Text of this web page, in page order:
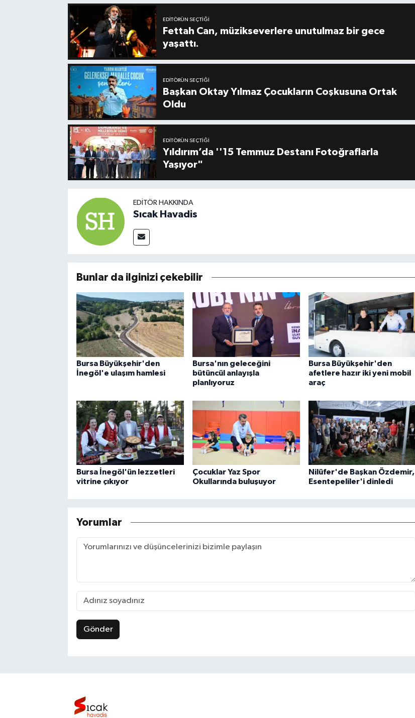
EDITÖRÜN SEÇTIĞI
Fettah Can, müzikseverlere unutulmaz bir gece
yaşattı.
EDITÖRÜN SEÇTIĞI
Başkan Oktay Yılmaz Çocukların Coşkusuna Ortak
Oldu
EDITÖRÜN SEÇTIĞI
Yıldırım’da ''15 Temmuz Destanı Fotoğraflarla
Yaşıyor"
EDITÖR HAKKINDA
Sıcak Havadis
Bunlar da ilginizi çekebilir
Bursa Büyükşehir'den
İnegöl'e ulaşım hamlesi
Bursa'nın geleceğini
bütüncül anlayışla
planlıyoruz
Bursa Büyükşehir'den
afetlere hazır iki yeni mobil
araç
Bursa İnegöl'ün lezzetleri
vitrine çıkıyor
Çocuklar Yaz Spor
Okullarında buluşuyor
Nilüfer'de Başkan Özdemir,
Esentepeliler'i dinledi
Yorumlar
Gönder